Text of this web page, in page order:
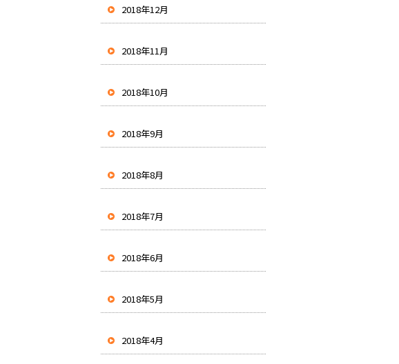
2018年12月
2018年11月
2018年10月
2018年9月
2018年8月
2018年7月
2018年6月
2018年5月
2018年4月